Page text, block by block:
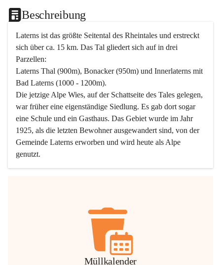
Beschreibung
Laterns ist das größte Seitental des Rheintales und erstreckt
sich über ca. 15 km. Das Tal gliedert sich auf in drei
Parzellen:
Laterns Thal (900m), Bonacker (950m) und Innerlaterns mit
Bad Laterns (1000 - 1200m).
Die jetzige Alpe Wies, auf der Schattseite des Tales gelegen,
war früher eine eigenständige Siedlung. Es gab dort sogar
eine Schule und ein Gasthaus. Das Gebiet wurde im Jahr
1925, als die letzten Bewohner ausgewandert sind, von der
Gemeinde Laterns erworben und wird heute als Alpe
genutzt.
Müllkalender